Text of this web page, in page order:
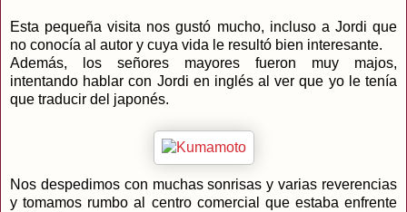
Esta pequeña visita nos gustó mucho, incluso a Jordi que
no conocía al autor y cuya vida le resultó bien interesante.
Además, los señores mayores fueron muy majos,
intentando hablar con Jordi en inglés al ver que yo le tenía
que traducir del japonés.
Nos despedimos con muchas sonrisas y varias reverencias
y tomamos rumbo al centro comercial que estaba enfrente